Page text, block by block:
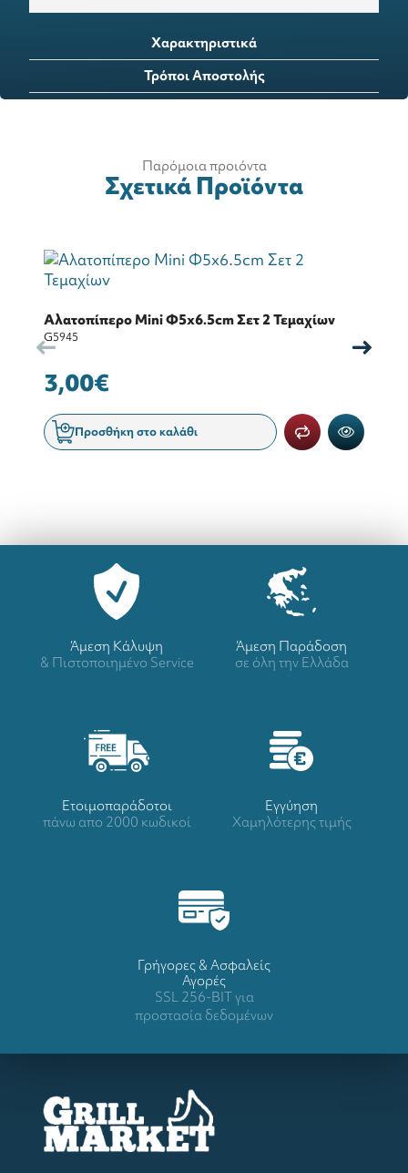
Χαρακτηριστικά
Τρόποι Αποστολής
Παρόμοια προιόντα
Σχετικά Προϊόντα
Αλατοπίπερο Mini Φ5x6.5cm Σετ 2 Τεμαχίων
G5945
3,00€
Προσθήκη στο καλάθι
Άμεση Κάλυψη
& Πιστοποιημένο Service
Άμεση Παράδοση
σε όλη την Ελλάδα
Ετοιμοπαράδοτοι
πάνω απο 2000 κωδικοί
Eγγύηση
Χαμηλότερης τιμής
Γρήγορες & Ασφαλείς
Αγορές
SSL 256-BIT για
προστασία δεδομένων